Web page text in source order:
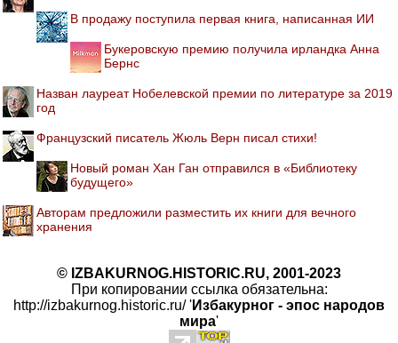
В продажу поступила первая книга, написанная ИИ
Букеровскую премию получила ирландка Анна
Бернс
Назван лауреат Нобелевской премии по литературе за 2019
год
Французский писатель Жюль Верн писал стихи!
Новый роман Хан Ган отправился в «Библиотеку
будущего»
Авторам предложили разместить их книги для вечного
хранения
© IZBAKURNOG.HISTORIC.RU, 2001-2023
При копировании ссылка обязательна:
http://izbakurnog.historic.ru/ 'Избакурног - эпос народов
мира'